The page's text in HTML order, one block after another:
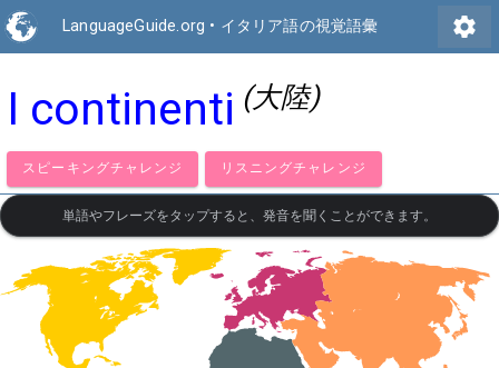
LanguageGuide.org • イタリア語の視覚語彙 settings
I continenti (大陸)
スピーキングチャレンジ リスニングチャレンジ
単語やフレーズをタップすると、発音を聞くことができます。